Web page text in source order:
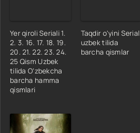
Yer qiroli Seriali 1.
2. 3. 16. 17. 18. 19.
20. 21. 22. 23. 24.
25 Qism Uzbek
tilida O'zbekcha
barcha hamma
qismlari
Taqdir o'yini Serial
uzbek tilida
barcha qismlar